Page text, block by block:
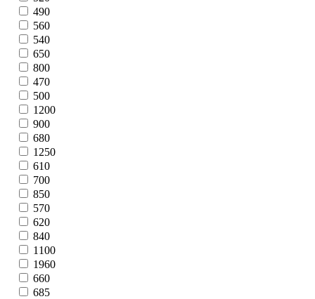
490
560
540
650
800
470
500
1200
900
680
1250
610
700
850
570
620
840
1100
1960
660
685